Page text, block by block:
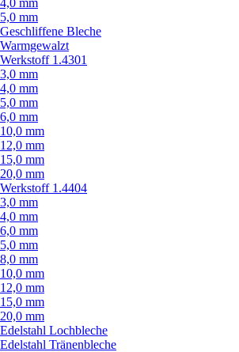
4,0 mm
5,0 mm
Geschliffene Bleche
Warmgewalzt
Werkstoff 1.4301
3,0 mm
4,0 mm
5,0 mm
6,0 mm
10,0 mm
12,0 mm
15,0 mm
20,0 mm
Werkstoff 1.4404
3,0 mm
4,0 mm
6,0 mm
5,0 mm
8,0 mm
10,0 mm
12,0 mm
15,0 mm
20,0 mm
Edelstahl Lochbleche
Edelstahl Tränenbleche